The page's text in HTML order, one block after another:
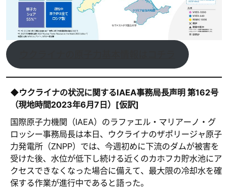
◆ウクライナの状況に関するIAEA事務局長声明 第162号
（現地時間2023年6月7日）[仮訳]
国際原子力機関（IAEA）のラファエル・マリアーノ・グ
ロッシー事務局長は本日、ウクライナのザポリージャ原子
力発電所（ZNPP）では、今週初めに下流のダムが被害を
受けた後、水位が低下し続ける近くのカホフカ貯水池にア
クセスできなくなった場合に備えて、最大限の冷却水を確
保する作業が進行中であると語った。